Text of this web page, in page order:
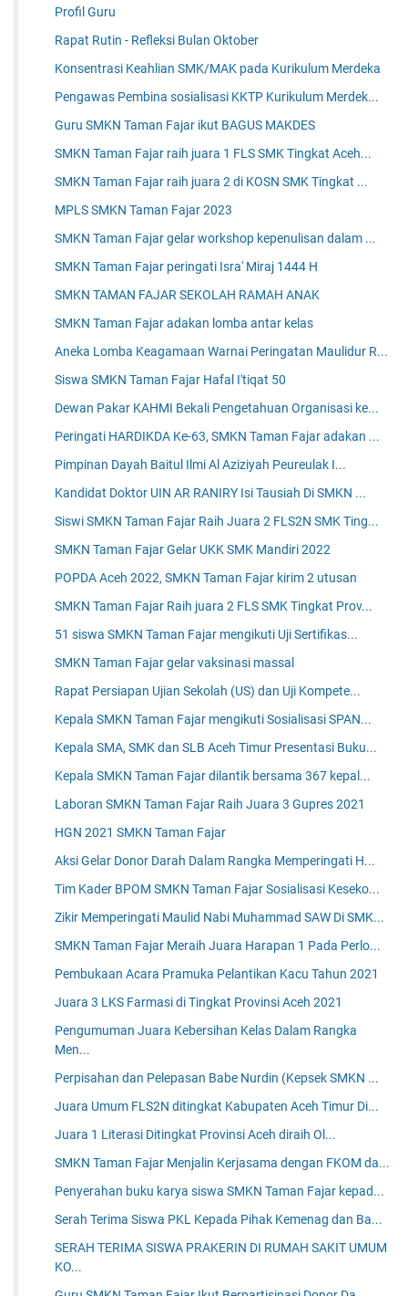
Profil Guru
Rapat Rutin - Refleksi Bulan Oktober
Konsentrasi Keahlian SMK/MAK pada Kurikulum Merdeka
Pengawas Pembina sosialisasi KKTP Kurikulum Merdek...
Guru SMKN Taman Fajar ikut BAGUS MAKDES
SMKN Taman Fajar raih juara 1 FLS SMK Tingkat Aceh...
SMKN Taman Fajar raih juara 2 di KOSN SMK Tingkat ...
MPLS SMKN Taman Fajar 2023
SMKN Taman Fajar gelar workshop kepenulisan dalam ...
SMKN Taman Fajar peringati Isra' Miraj 1444 H
SMKN TAMAN FAJAR SEKOLAH RAMAH ANAK
SMKN Taman Fajar adakan lomba antar kelas
Aneka Lomba Keagamaan Warnai Peringatan Maulidur R...
Siswa SMKN Taman Fajar Hafal I'tiqat 50
Dewan Pakar KAHMI Bekali Pengetahuan Organisasi ke...
Peringati HARDIKDA Ke-63, SMKN Taman Fajar adakan ...
Pimpinan Dayah Baitul Ilmi Al Aziziyah Peureulak I...
Kandidat Doktor UIN AR RANIRY Isi Tausiah Di SMKN ...
Siswi SMKN Taman Fajar Raih Juara 2 FLS2N SMK Ting...
SMKN Taman Fajar Gelar UKK SMK Mandiri 2022
POPDA Aceh 2022, SMKN Taman Fajar kirim 2 utusan
SMKN Taman Fajar Raih juara 2 FLS SMK Tingkat Prov...
51 siswa SMKN Taman Fajar mengikuti Uji Sertifikas...
SMKN Taman Fajar gelar vaksinasi massal
Rapat Persiapan Ujian Sekolah (US) dan Uji Kompete...
Kepala SMKN Taman Fajar mengikuti Sosialisasi SPAN...
Kepala SMA, SMK dan SLB Aceh Timur Presentasi Buku...
Kepala SMKN Taman Fajar dilantik bersama 367 kepal...
Laboran SMKN Taman Fajar Raih Juara 3 Gupres 2021
HGN 2021 SMKN Taman Fajar
Aksi Gelar Donor Darah Dalam Rangka Memperingati H...
Tim Kader BPOM SMKN Taman Fajar Sosialisasi Keseko...
Zikir Memperingati Maulid Nabi Muhammad SAW Di SMK...
SMKN Taman Fajar Meraih Juara Harapan 1 Pada Perlo...
Pembukaan Acara Pramuka Pelantikan Kacu Tahun 2021
Juara 3 LKS Farmasi di Tingkat Provinsi Aceh 2021
Pengumuman Juara Kebersihan Kelas Dalam Rangka
Men...
Perpisahan dan Pelepasan Babe Nurdin (Kepsek SMKN ...
Juara Umum FLS2N ditingkat Kabupaten Aceh Timur Di...
Juara 1 Literasi Ditingkat Provinsi Aceh diraih Ol...
SMKN Taman Fajar Menjalin Kerjasama dengan FKOM da...
Penyerahan buku karya siswa SMKN Taman Fajar kepad...
Serah Terima Siswa PKL Kepada Pihak Kemenag dan Ba...
SERAH TERIMA SISWA PRAKERIN DI RUMAH SAKIT UMUM
KO...